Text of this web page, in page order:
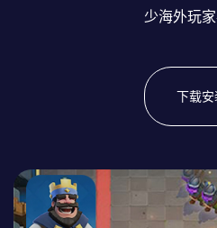
少海外玩家
下载安